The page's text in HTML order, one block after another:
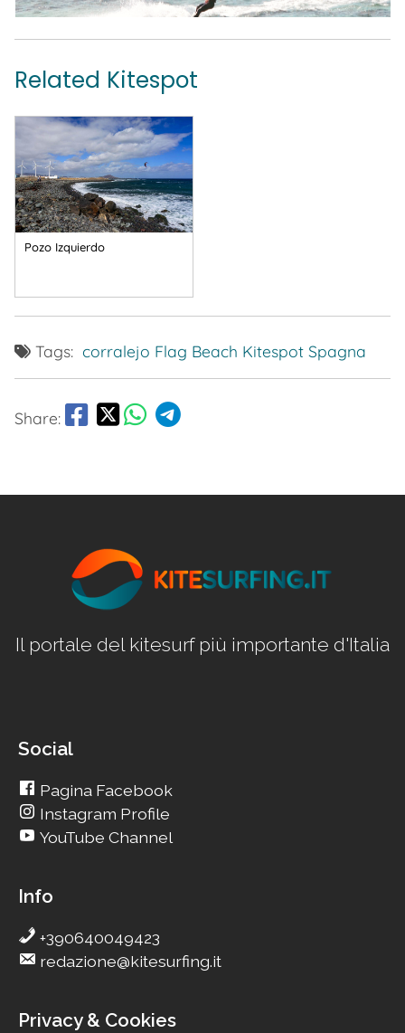
Related Kitespot
Pozo Izquierdo
Tags: corralejo Flag Beach Kitespot Spagna
Share:
Il portale del kitesurf più importante d'Italia
Social
Pagina Facebook
Instagram Profile
YouTube Channel
Info
+390640049423
redazione@kitesurfing.it
Privacy & Cookies